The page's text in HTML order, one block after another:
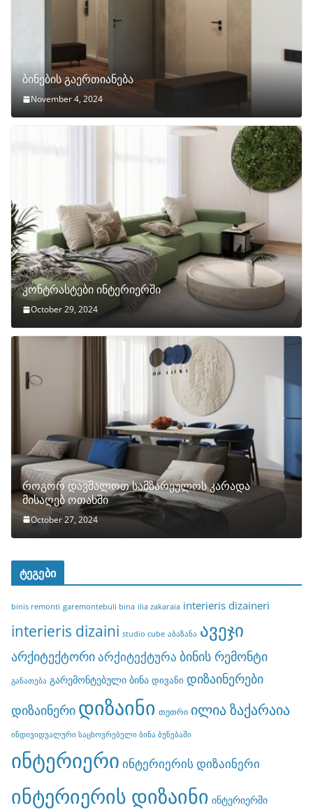
ბინების გაერთიანება
November 4, 2024
კონტრასტები ინტერიერში
October 29, 2024
როგორ დავმალოთ სამზარეულოს კარადა
მისაღებ ოთახში
October 27, 2024
ტეგები
binis remonti garemontebuli bina ilia zakaraia interieris dizaineri
interieris dizaini studio cube აბაზანა ავეჯი
არქიტექტორიარქიტექტურა ბინის რემონტი
განათება გარემონტებული ბინა დივანი დიზაინერები
დიზაინერი დიზაინი თეთრი ილია ზაქარაია
ინდივიდუალური საცხოვრებელი ბინა ბუნებაში
ინტერიერი ინტერიერის დიზაინერი
ინტერიერის დიზაინი ინტერიერში